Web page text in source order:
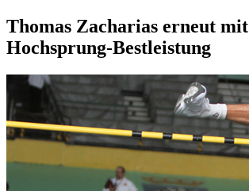
Thomas Zacharias erneut mit
Hochsprung-Bestleistung